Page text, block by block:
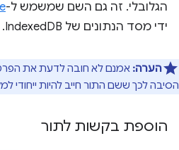
הגלובלי. זה גם השם שמשמש ל-
ידי מסד הנתונים של IndexedDB.
הערה: אמנם לא חובה לדעת את
הסיבה לכך ששם התור חייב להיות ייחודי
הוספת בקשות לתור